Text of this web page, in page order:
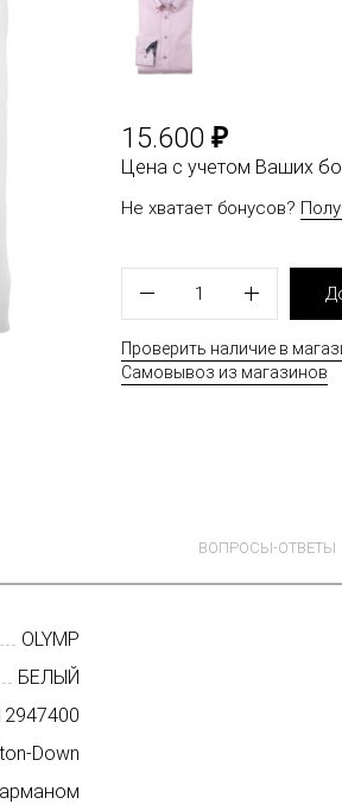
15.600 ₽
Цена с учетом Ваших
Не хватает бонусов?
1
Проверить наличие в
Самовывоз из магазинов
ВОПРОСЫ-ОТВЕТЫ
OLYMP
БЕЛЫЙ
Down